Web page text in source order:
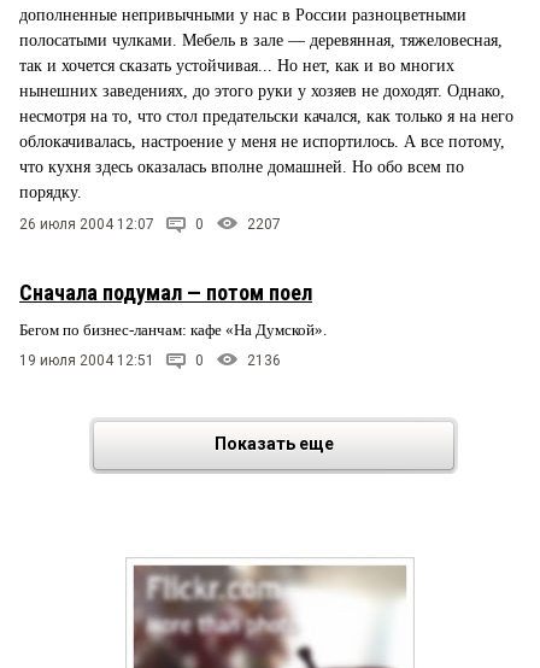
дополненные непривычными у нас в России разноцветными
полосатыми чулками. Мебель в зале — деревянная, тяжеловесная,
так и хочется сказать устойчивая... Но нет, как и во многих
нынешних заведениях, до этого руки у хозяев не доходят. Однако,
несмотря на то, что стол предательски качался, как только я на него
облокачивалась, настроение у меня не испортилось. А все потому,
что кухня здесь оказалась вполне домашней. Но обо всем по
порядку.
26 июля 2004 12:07 0 2207
Сначала подумал — потом поел
Бегом по бизнес-ланчам: кафе «На Думской».
19 июля 2004 12:51 0 2136
Показать еще